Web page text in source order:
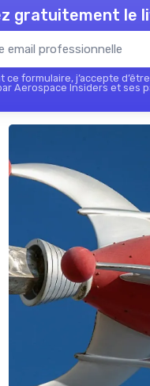
gratuitement le
ce formulaire, j’accepte
Aerospace Insiders et ses